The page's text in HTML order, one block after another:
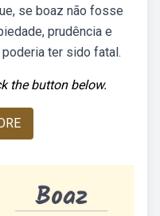
se boaz não fosse
prudência e
ter sido fatal.
the button below.